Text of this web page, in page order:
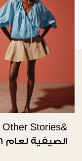
الصيفية لعام 2026